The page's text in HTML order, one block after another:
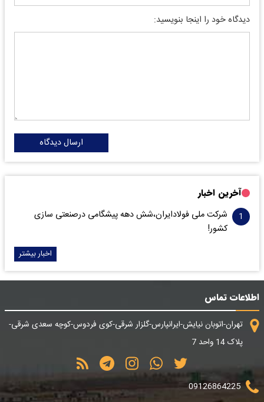
دیدگاه خود را اینجا بنویسید:
ارسال دیدگاه
آخرین اخبار
شرکت ملی فولادایران،شش دهه پیشگامی درصنعتی سازی
کشور!
اخبار بیشتر
اطلاعات تماس
تهران-اتوبان نیایش-ایرانپارس-گلزار شرقی-کوی فردوس-کوچه سعدی شرقی-
پلاک 14 واحد 7
09126864225